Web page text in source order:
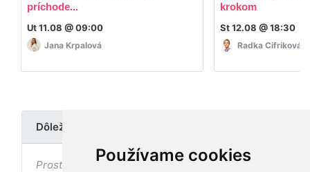
Používame cookies
príchode...
Ut 11.08 @ 09:00
Jana Krpalová
krokom
St 12.08 @ 18:30
Radka Cifriková
Dôležité upozornenie
Prostredníctvom stránky nedochádza k